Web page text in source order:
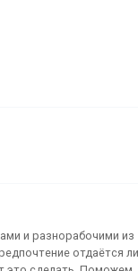
и поселяет.
и разнорабочими из
отдаётся